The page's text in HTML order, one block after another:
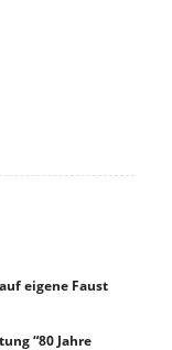
eigene Faust
“80 Jahre